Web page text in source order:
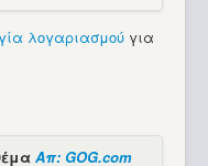
λογαριασμού για
Απ: GOG.com